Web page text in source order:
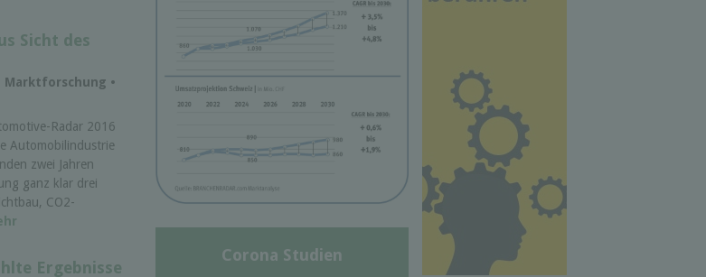
Sicht des
Marktforschung •
Radar 2016
Automobilindustrie
zwei Jahren
ganz klar drei
CO2-
Ergebnisse
Corona Studien